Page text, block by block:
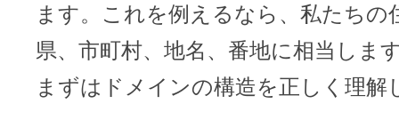
ます。これを例えるなら、私たちの
県、市町村、地名、番地に相当しま
まずはドメインの構造を正しく理解